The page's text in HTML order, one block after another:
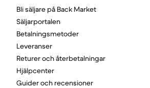
Bli säljare på Back Market
Säljarportalen
Betalningsmetoder
Leveranser
Returer och återbetalningar
Hjälpcenter
Guider och recensioner